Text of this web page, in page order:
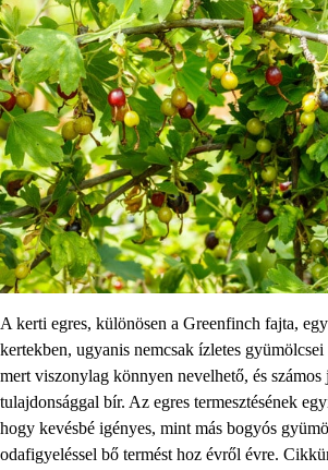
A kerti egres, különösen a Greenfinch fajta,
kertekben, ugyanis nemcsak ízletes
mert viszonylag könnyen nevelhető, és
tulajdonsággal bír. Az egres termesztésének
hogy kevésbé igényes, mint más bogyós
odafigyeléssel bő termést hoz évről évre.